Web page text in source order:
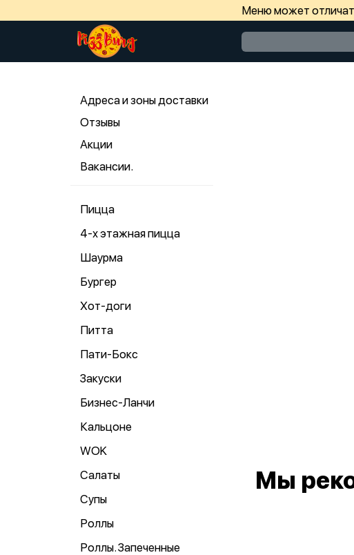
Меню может
Адреса и зоны доставки
Отзывы
Акции
Вакансии.
Пицца
4-х этажная пицца
Шаурма
Бургер
Хот-доги
Питта
Пати-Бокс
Закуски
Бизнес-Ланчи
Кальцоне
WOK
Салаты
Супы
Роллы
Роллы. Запеченные
Мы